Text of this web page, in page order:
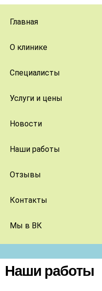
Главная
О клинике
Специалисты
Услуги и цены
Новости
Наши работы
Отзывы
Контакты
Мы в ВК
Наши работы